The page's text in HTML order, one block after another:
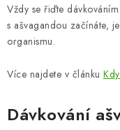
Vždy se řiďte
s ašvagandou začínáte,
organismu.
Více najdete v článku
Dávkování